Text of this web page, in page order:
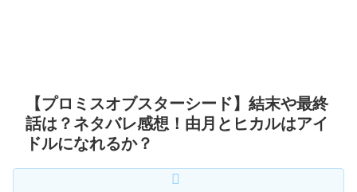
【プロミスオブスターシード】結末や最終
話は？ネタバレ感想！由月とヒカルはアイ
ドルになれるか？